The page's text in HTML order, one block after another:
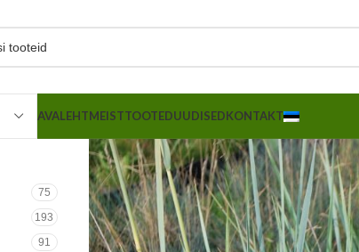
AVALEHTMEISTTOOTEDUUDISEDKONTAKT
75
193
91